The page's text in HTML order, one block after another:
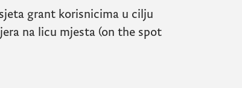
grant korisnicima u cilju
na licu mjesta (on the spot